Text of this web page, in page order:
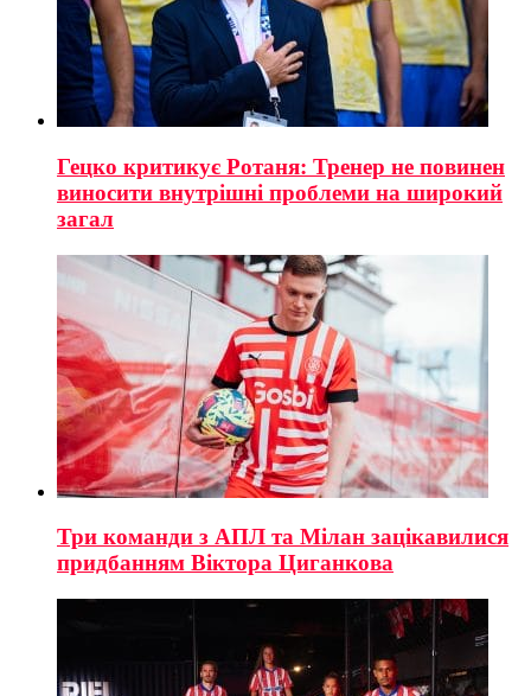
Гецко критикує Ротаня: Тренер не повинен
виносити внутрішні проблеми на широкий
загал
Три команди з АПЛ та Мілан зацікавилися
придбанням Віктора Циганкова